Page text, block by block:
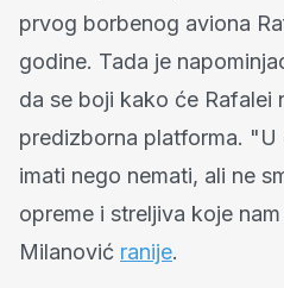
prvog borbenog aviona
godine. Tada je
da se boji kako će Rafalei
predizborna platforma. "U
imati nego nemati, ali ne
opreme i streljiva koje
Milanović ranije.